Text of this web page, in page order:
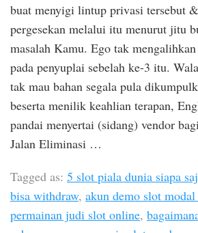
buat menyigi lintup privasi tersebut
pergesekan melalui itu menurut jitu
masalah Kamu. Ego tak
pada penyuplai sebelah ke-3 itu.
tak mau bahan segala pula
beserta menilik keahlian terapan,
pandai menyertai (sidang) vendor
Jalan Eliminasi …
Tagged as: 5 slot piala dunia siapa
bisa withdraw, akun demo slot
permainan judi slot online,